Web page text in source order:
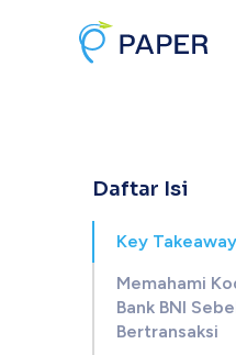
Daftar Isi
Key
Memahami
Bank BNI
Bertransaksi